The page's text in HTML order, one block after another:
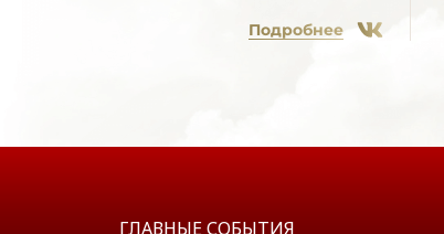
Подробнее
ГЛАВНЫЕ СОБЫТИЯ